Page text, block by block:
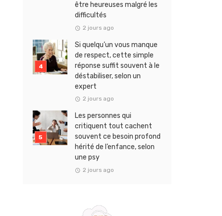
être heureuses malgré les
difficultés
2 jours ago
Si quelqu’un vous manque
de respect, cette simple
réponse suffit souvent à le
déstabiliser, selon un
expert
2 jours ago
Les personnes qui
critiquent tout cachent
souvent ce besoin profond
hérité de l’enfance, selon
une psy
2 jours ago